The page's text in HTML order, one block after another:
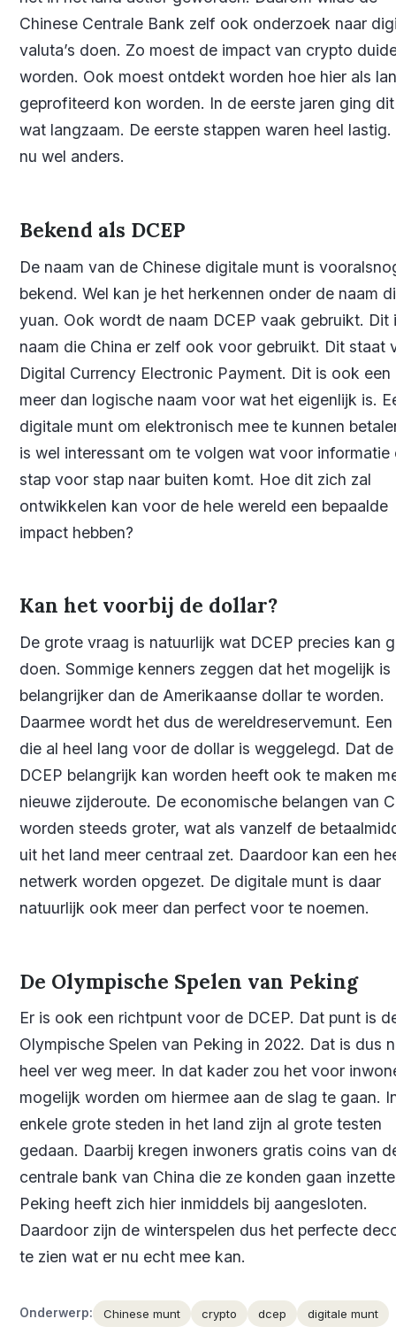
Chinese Centrale Bank zelf ook onderzoek naar
valuta’s doen. Zo moest de impact van crypto
worden. Ook moest ontdekt worden hoe hier als
geprofiteerd kon worden. In de eerste jaren ging
wat langzaam. De eerste stappen waren heel lastig.
nu wel anders.
Bekend als DCEP
De naam van de Chinese digitale munt is
bekend. Wel kan je het herkennen onder de naam
yuan. Ook wordt de naam DCEP vaak gebruikt. Dit
naam die China er zelf ook voor gebruikt. Dit staat
Digital Currency Electronic Payment. Dit is ook een
meer dan logische naam voor wat het eigenlijk is.
digitale munt om elektronisch mee te kunnen
is wel interessant om te volgen wat voor informatie
stap voor stap naar buiten komt. Hoe dit zich zal
ontwikkelen kan voor de hele wereld een bepaalde
impact hebben?
Kan het voorbij de dollar?
De grote vraag is natuurlijk wat DCEP precies kan
doen. Sommige kenners zeggen dat het mogelijk is
belangrijker dan de Amerikaanse dollar te worden.
Daarmee wordt het dus de wereldreservemunt.
die al heel lang voor de dollar is weggelegd. Dat de
DCEP belangrijk kan worden heeft ook te maken
nieuwe zijderoute. De economische belangen van
worden steeds groter, wat als vanzelf de
uit het land meer centraal zet. Daardoor kan een
netwerk worden opgezet. De digitale munt is daar
natuurlijk ook meer dan perfect voor te noemen.
De Olympische Spelen van Peking
Er is ook een richtpunt voor de DCEP. Dat punt is
Olympische Spelen van Peking in 2022. Dat is dus
heel ver weg meer. In dat kader zou het voor
mogelijk worden om hiermee aan de slag te gaan.
enkele grote steden in het land zijn al grote testen
gedaan. Daarbij kregen inwoners gratis coins van
centrale bank van China die ze konden gaan
Peking heeft zich hier inmiddels bij aangesloten.
Daardoor zijn de winterspelen dus het perfecte
te zien wat er nu echt mee kan.
Onderwerp: Chinese munt crypto dcep digitale munt